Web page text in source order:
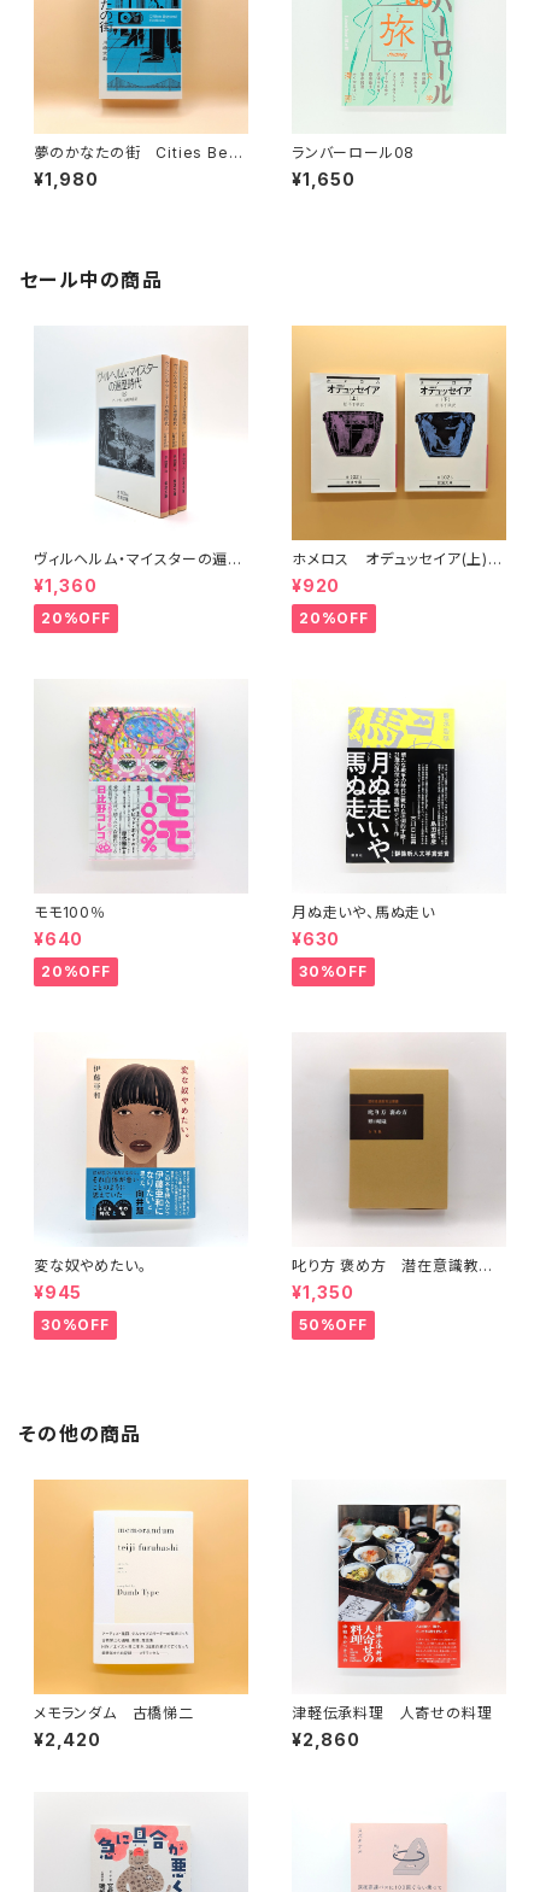
夢のかなたの街 Cities Bey
ond Fictions
¥1,980
ランバーロール08
¥1,650
セール中の商品
ヴィルヘルム・マイスターの遍歴
時代 (上)(中)(下)（岩波文庫）
¥1,360
20%OFF
ホメロス オデュッセイア(上)
(下) （岩波文庫）
¥920
20%OFF
モモ100％
¥640
20%OFF
月ぬ走いや、馬ぬ走い
¥630
30%OFF
変な奴やめたい。
¥945
30%OFF
叱り方 褒め方 潜在意識教育
法叢書
¥1,350
50%OFF
その他の商品
メモランダム 古橋悌二
¥2,420
津軽伝承料理 人寄せの料理
¥2,860